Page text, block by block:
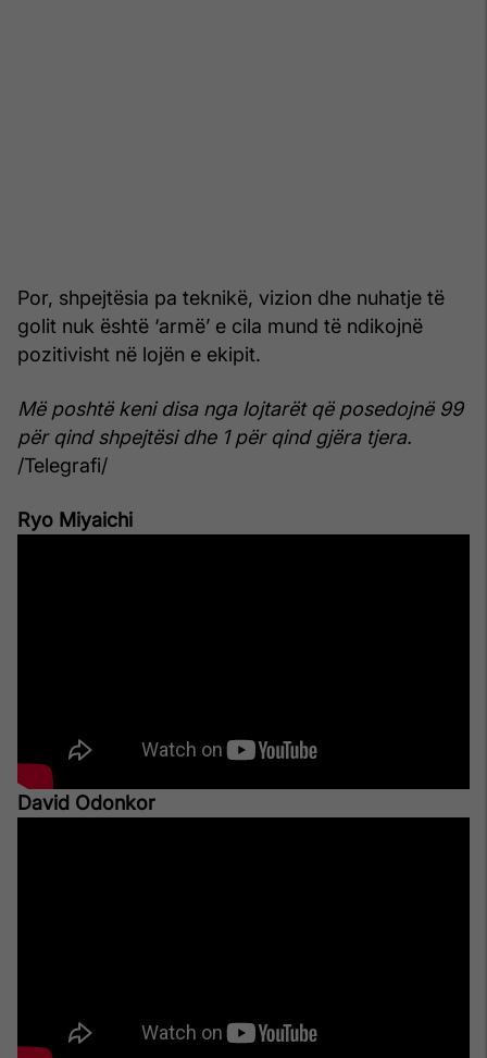
Por, shpejtësia pa teknikë, vizion dhe nuhatje të
golit nuk është ‘armë’ e cila mund të ndikojnë
pozitivisht në lojën e ekipit.
Më poshtë keni disa nga lojtarët që posedojnë 99
për qind shpejtësi dhe 1 për qind gjëra tjera.
/Telegrafi/
Ryo Miyaichi
David Odonkor